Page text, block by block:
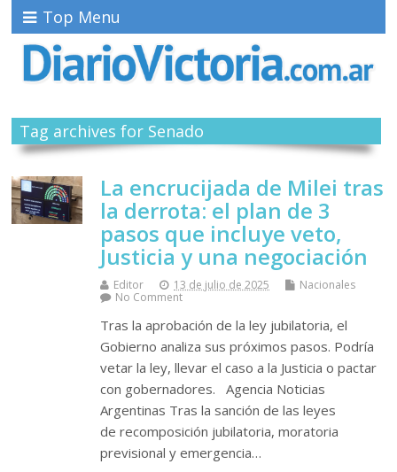
Top Menu
Tag archives for Senado
La encrucijada de Milei tras
la derrota: el plan de 3
pasos que incluye veto,
Justicia y una negociación
Editor 13 de julio de 2025
Nacionales
No Comment
Tras la aprobación de la ley jubilatoria, el
Gobierno analiza sus próximos pasos. Podría
vetar la ley, llevar el caso a la Justicia o pactar
con gobernadores. Agencia Noticias
Argentinas Tras la sanción de las leyes
de recomposición jubilatoria, moratoria
previsional y emergencia…